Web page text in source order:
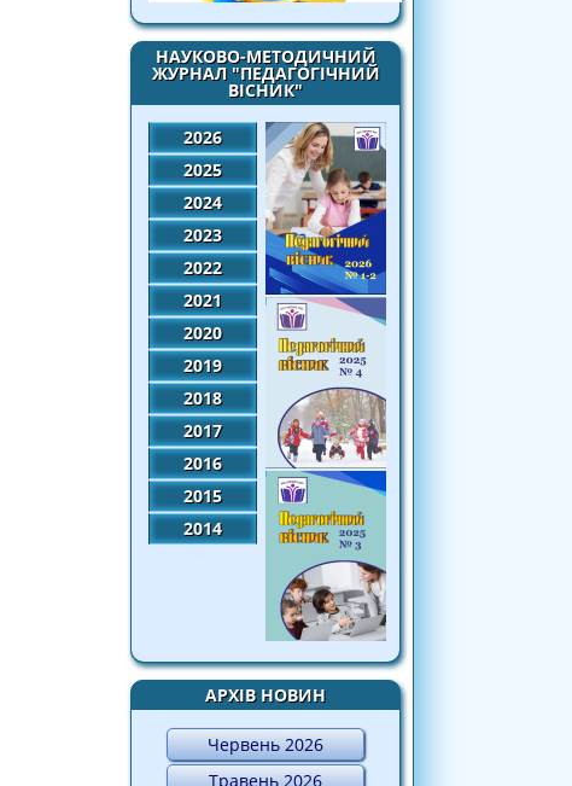
НАУКОВО-МЕТОДИЧНИЙ
ЖУРНАЛ "ПЕДАГОГІЧНИЙ
ВІСНИК"
2026
2025
2024
2023
2022
2021
2020
2019
2018
2017
2016
2015
2014
АРХІВ НОВИН
Червень 2026
Травень 2026